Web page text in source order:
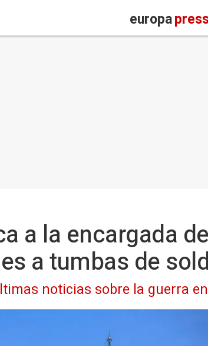
europa
a la encargada
a tumbas de
noticias sobre la guerra